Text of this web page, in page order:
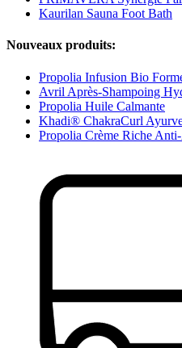
Kaurilan Sauna Foot Bath
Nouveaux produits:
Propolia Infusion Bio
Avril Après-Shampoing
Propolia Huile Calmante
Khadi® ChakraCurl
Propolia Crème Riche